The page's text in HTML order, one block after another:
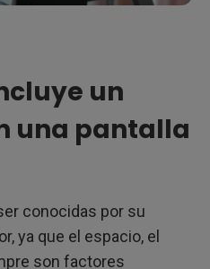
un
una pantalla
conocidas por su
ya que el espacio, el
son factores